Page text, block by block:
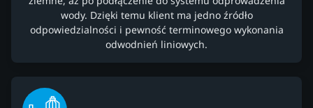
wody. Dzięki temu klient ma jedno źródło
odpowiedzialności i pewność terminowego wykonania
odwodnień liniowych.